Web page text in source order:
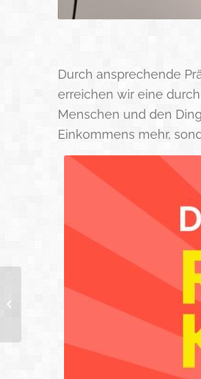
Durch ansprechende
erreichen wir eine
Menschen und den
Einkommens mehr,
Nominiert in der
Kategorie Gemeinden: